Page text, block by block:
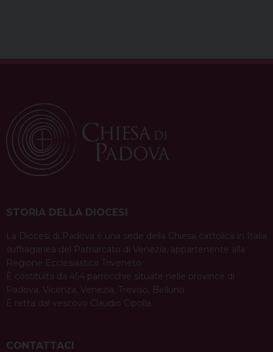
STORIA DELLA DIOCESI
La Diocesi di Padova è una sede della Chiesa cattolica in Italia
suffraganea del Patriarcato di Venezia, appartenente alla
Regione Ecclesiastica Triveneto.
È costituita da 454 parrocchie situate nelle province di
Padova, Vicenza, Venezia, Treviso, Belluno.
È retta dal vescovo Claudio Cipolla.
CONTATTACI